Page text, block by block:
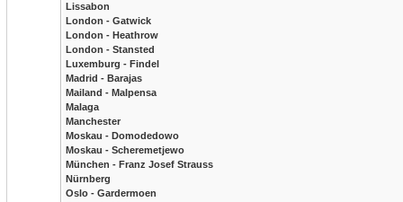
Lissabon
London - Gatwick
London - Heathrow
London - Stansted
Luxemburg - Findel
Madrid - Barajas
Mailand - Malpensa
Malaga
Manchester
Moskau - Domodedowo
Moskau - Scheremetjewo
München - Franz Josef Strauss
Nürnberg
Oslo - Gardermoen